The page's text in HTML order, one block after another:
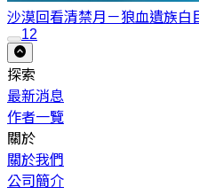
沙漠回看清禁月－狼血遺族白
12
探索
最新消息
作者一覽
關於
關於我們
公司簡介